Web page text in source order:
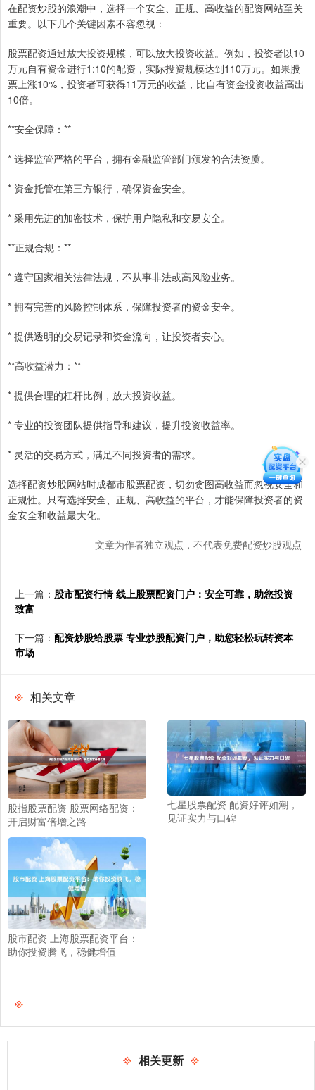
在配资炒股的浪潮中，选择一个安全、正规、高收益的配资网站至关
重要。以下几个关键因素不容忽视：
股票配资通过放大投资规模，可以放大投资收益。例如，投资者以10
万元自有资金进行1:10的配资，实际投资规模达到110万元。如果股
票上涨10%，投资者可获得11万元的收益，比自有资金投资收益高出
10倍。
**安全保障：**
* 选择监管严格的平台，拥有金融监管部门颁发的合法资质。
* 资金托管在第三方银行，确保资金安全。
* 采用先进的加密技术，保护用户隐私和交易安全。
**正规合规：**
* 遵守国家相关法律法规，不从事非法或高风险业务。
* 拥有完善的风险控制体系，保障投资者的资金安全。
* 提供透明的交易记录和资金流向，让投资者安心。
**高收益潜力：**
* 提供合理的杠杆比例，放大投资收益。
* 专业的投资团队提供指导和建议，提升投资收益率。
* 灵活的交易方式，满足不同投资者的需求。
选择配资炒股网站时成都市股票配资，切勿贪图高收益而忽视安全和
正规性。只有选择安全、正规、高收益的平台，才能保障投资者的资
金安全和收益最大化。
文章为作者独立观点，不代表免费配资炒股观点
上一篇： 股市配资行情 线上股票配资门户：安全可靠，助您投资
致富
下一篇： 配资炒股给股票 专业炒股配资门户，助您轻松玩转资本
市场
相关文章
股指股票配资 股票网络配资：
开启财富倍增之路
七星股票配资 配资好评如潮，
见证实力与口碑
股市配资 上海股票配资平台：
助你投资腾飞，稳健增值
相关更新